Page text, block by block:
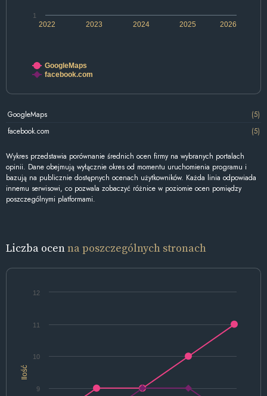
2022 2024 2026
2023 2025
1
GoogleMaps
facebook.com
GoogleMaps
(5)
facebook.com
(5)
Wykres przedstawia porównanie średnich ocen firmy na wybranych portalach
opinii. Dane obejmują wyłącznie okres od momentu uruchomienia programu i
bazują na publicznie dostępnych ocenach użytkowników. Każda linia odpowiada
innemu serwisowi, co pozwala zobaczyć różnice w poziomie ocen pomiędzy
poszczególnymi platformami.
Liczba ocenna poszczególnych stronach
Ilość
9
10
11
12